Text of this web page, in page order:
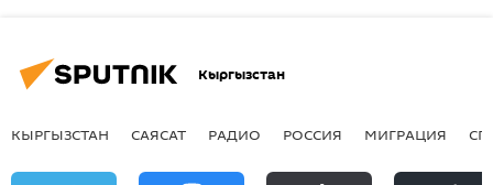
Кыргызстан
КЫРГЫЗСТАН САЯСАТ РАДИО РОССИЯ МИГРАЦИЯ